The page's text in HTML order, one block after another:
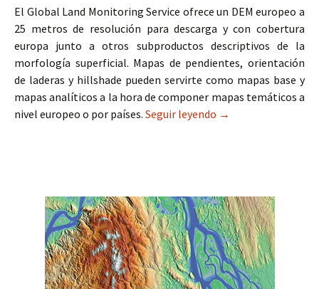
El Global Land Monitoring Service ofrece un DEM europeo a
25 metros de resolución para descarga y con cobertura
europa junto a otros subproductos descriptivos de la
morfología superficial. Mapas de pendientes, orientación
de laderas y hillshade pueden servirte como mapas base y
mapas analíticos a la hora de componer mapas temáticos a
nivel europeo o por países. Seguir leyendo DEM Europeo y
→